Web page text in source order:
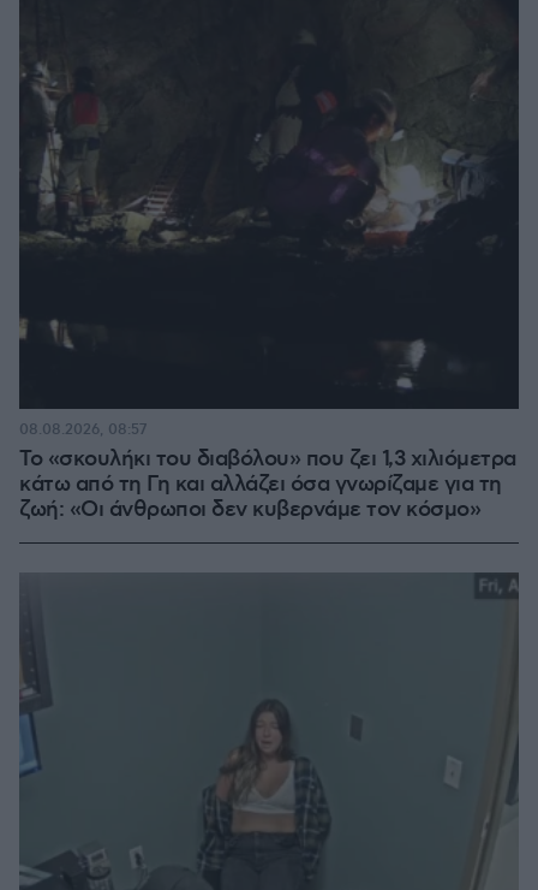
Το «σκουλήκι του διαβόλου» που ζει 1,3 χιλιόμετρα
κάτω από τη Γη και αλλάζει όσα γνωρίζαμε για τη
ζωή: «Οι άνθρωποι δεν κυβερνάμε τον κόσμο»
08.08.2026, 08:57